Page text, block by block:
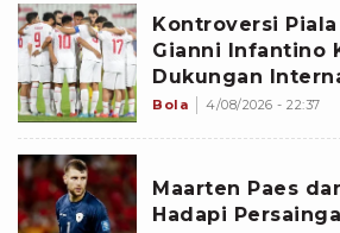
Kontroversi
Gianni Infantino
Dukungan
Bola 4/08/2026 - 22:37
Maarten Paes
Hadapi